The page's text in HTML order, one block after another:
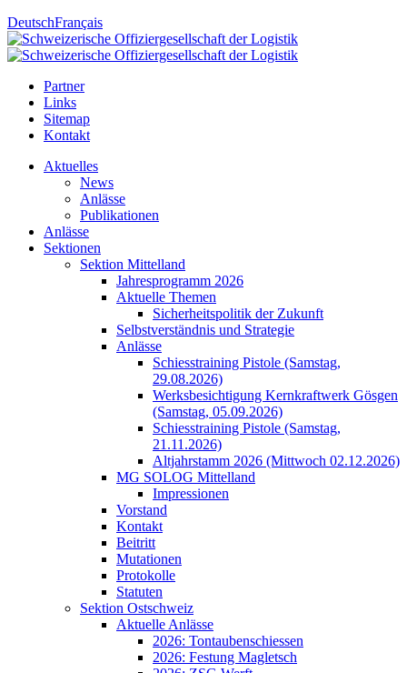
DeutschFrançais
Partner
Links
Sitemap
Kontakt
Aktuelles
News
Anlässe
Publikationen
Anlässe
Sektionen
Sektion Mittelland
Jahresprogramm 2026
Aktuelle Themen
Sicherheitspolitik der Zukunft
Selbstverständnis und Strategie
Anlässe
Schiesstraining Pistole (Samstag,
29.08.2026)
Werksbesichtigung Kernkraftwerk Gösgen
(Samstag, 05.09.2026)
Schiesstraining Pistole (Samstag,
21.11.2026)
Altjahrstamm 2026 (Mittwoch 02.12.2026)
MG SOLOG Mittelland
Impressionen
Vorstand
Kontakt
Beitritt
Mutationen
Protokolle
Statuten
Sektion Ostschweiz
Aktuelle Anlässe
2026: Tontaubenschiessen
2026: Festung Magletsch